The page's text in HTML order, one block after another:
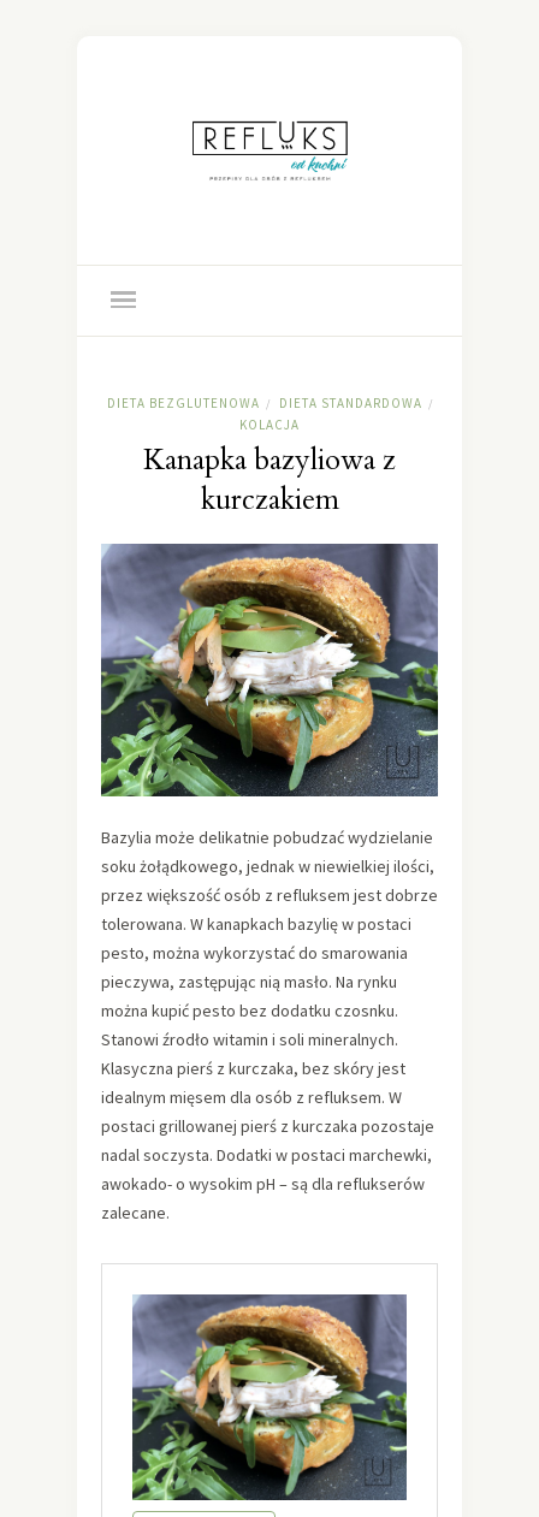
DIETA BEZGLUTENOWA / DIETA STANDARDOWA /
KOLACJA
Kanapka bazyliowa z
kurczakiem
Bazylia może delikatnie pobudzać wydzielanie
soku żołądkowego, jednak w niewielkiej ilości,
przez większość osób z refluksem jest dobrze
tolerowana. W kanapkach bazylię w postaci
pesto, można wykorzystać do smarowania
pieczywa, zastępując nią masło. Na rynku
można kupić pesto bez dodatku czosnku.
Stanowi źrodło witamin i soli mineralnych.
Klasyczna pierś z kurczaka, bez skóry jest
idealnym mięsem dla osób z refluksem. W
postaci grillowanej pierś z kurczaka pozostaje
nadal soczysta. Dodatki w postaci marchewki,
awokado- o wysokim pH – są dla reflukserów
zalecane.